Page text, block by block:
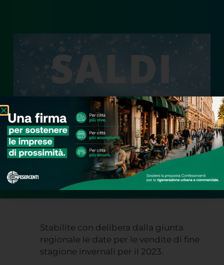
Stabilite con delibera dalla giunta
regionale le date per le vendite di fine
stagione invernali per il 2023.